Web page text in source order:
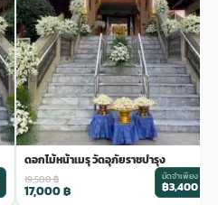
ดอกไม้หน้าเมรุ วัดอุภัยราชบำรุง
19,500฿
17,000฿
มัดจำเพียง
฿3,400